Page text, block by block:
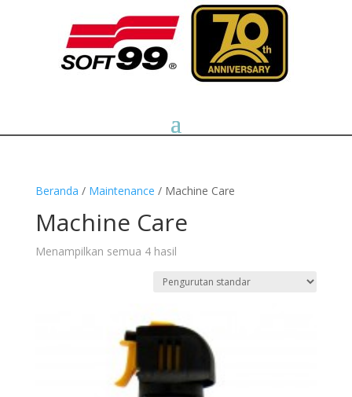
Beranda / Maintenance / Machine Care
Machine Care
Menampilkan semua 4 hasil